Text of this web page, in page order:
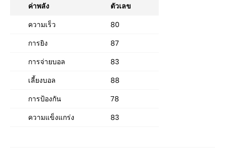
ค่าพลัง
ตัวเลข
ความเร็ว
80
การยิง
87
การจ่ายบอล
83
เลี้ยงบอล
88
การป้องกัน
78
ความแข็งแกร่ง
83